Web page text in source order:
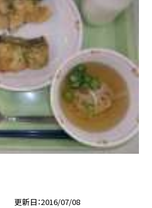
更新日 2016/07/08